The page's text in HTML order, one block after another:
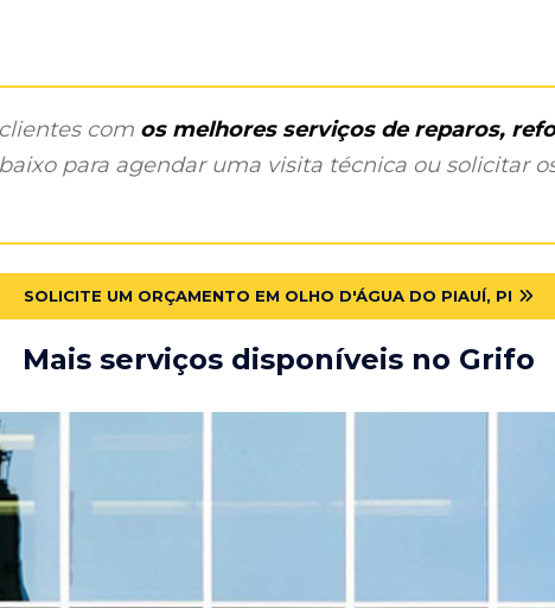
com os melhores serviços de reparos,
para agendar uma visita técnica ou solicitar
SOLICITE UM ORÇAMENTO EM OLHO D'ÁGUA DO PIAUÍ, PI
Mais serviços disponíveis no Grifo